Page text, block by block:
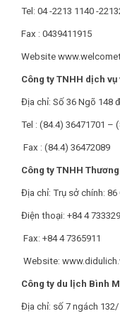
Tel: 04 -2213 1140 -
Fax : 0439411915
Website
Công ty TNHH dịch
Địa chỉ: Số 36 Ngõ 148
Tel : (84.4) 36471701 –
Fax : (84.4) 36472089
Công ty TNHH
Địa chỉ: Trụ sở chính:
Điện thoại: +84 4
Fax: +84 4 7365911
Website:
Công ty du lịch Bình
Địa chỉ: số 7 ngách